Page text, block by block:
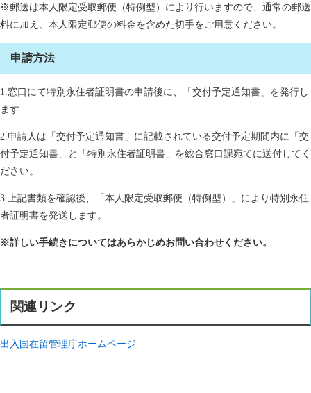
※郵送は本人限定受取郵便（特例型）により行いますので、通常の郵送
料に加え、本人限定郵便の料金を含めた切手をご用意ください。
申請方法
1.窓口にて特別永住者証明書の申請後に、「交付予定通知書」を発行し
ます
2.申請人は「交付予定通知書」に記載されている交付予定期間内に「交
付予定通知書」と「特別永住者証明書」を総合窓口課宛てに送付してく
ださい。
3.上記書類を確認後、「本人限定受取郵便（特例型）」により特別永住
者証明書を発送します。
※詳しい手続きについてはあらかじめお問い合わせください。
関連リンク
出入国在留管理庁ホームページ